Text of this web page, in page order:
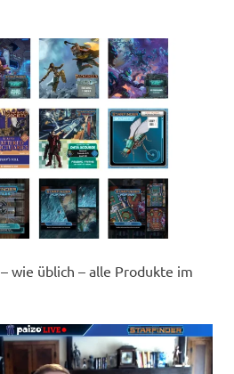
wie üblich – alle Produkte im